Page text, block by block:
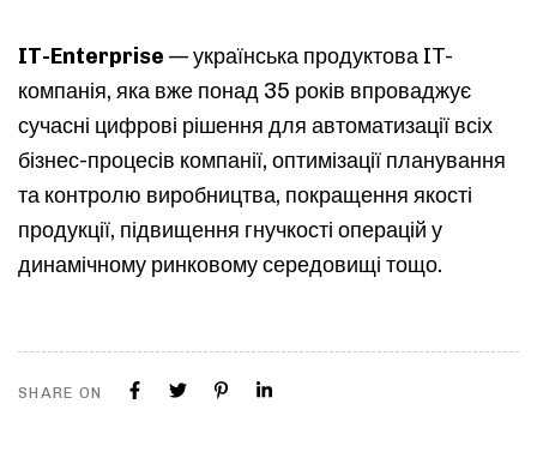
IT-Enterprise — українська продуктова IT-
компанія, яка вже понад 35 років впроваджує
сучасні цифрові рішення для автоматизації всіх
бізнес-процесів компанії, оптимізації планування
та контролю виробництва​, покращення якості
продукції, підвищення гнучкості операцій у
динамічному ринковому середовищі​ тощо.
SHARE ON